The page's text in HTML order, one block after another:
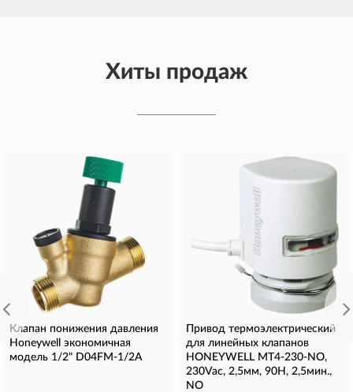
Хиты продаж
Клапан понижения давления
Honeywell экономичная
модель 1/2" D04FM-1/2A
Привод термоэлектрический
для линейных клапанов
HONEYWELL MT4-230-NO,
230Vac, 2,5мм, 90Н, 2,5мин.,
NO